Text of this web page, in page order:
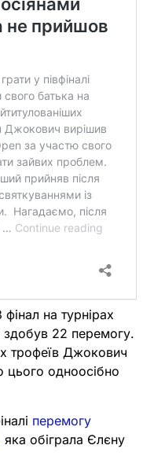
на турнірах
22 перемогу.
трофеїв Джокович
цього одноосібно
перемогу
яка обіграла Єлєну